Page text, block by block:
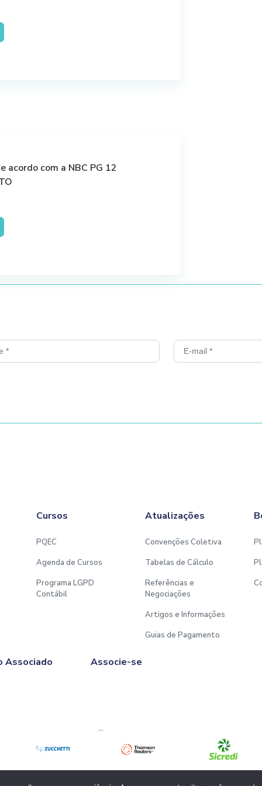
acordo com a NBC PG 12
a aula ao vivo,
um computador com
de câmera, caixas
em até um
EDUCA.
deverá ter no mínimo
ATÉ 72hs “em dias
após a data de
que impeçam
Cursos
PQEC
Agenda de Cursos
Programa LGPD
Contábil
Atualizações
Convenções Coletiva
Tabelas de Cálculo
Referências e
Negociações
Artigos e Informações
Guias de Pagamento
Associado Associe-se
|